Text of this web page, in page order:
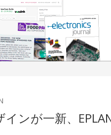
インが一新、